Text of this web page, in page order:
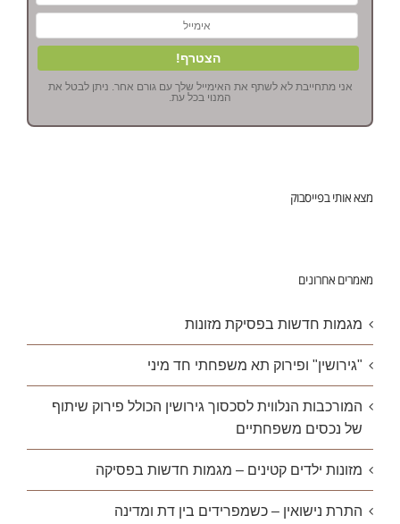
אני מתחייבת לא לשתף את האימייל שלך עם גורם אחר. ניתן לבטל את
המנוי בכל עת.
מצא אותי בפייסבוק
מאמרים אחרונים
מגמות חדשות בפסיקת מזונות
"גירושין" ופירוק תא משפחתי חד מיני
המורכבות הנלווית לסכסוך גירושין הכולל פירוק שיתוף
של נכסים משפחתיים
מזונות ילדים קטינים – מגמות חדשות בפסיקה
התרת נישואין – כשמפרידים בין דת ומדינה